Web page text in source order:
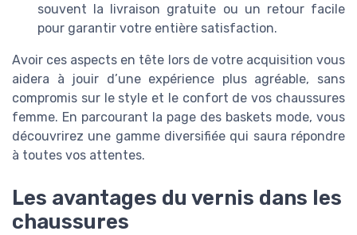
souvent la livraison gratuite ou un retour facile
pour garantir votre entière satisfaction.
Avoir ces aspects en tête lors de votre acquisition vous
aidera à jouir d’une expérience plus agréable, sans
compromis sur le style et le confort de vos chaussures
femme. En parcourant la page des baskets mode, vous
découvrirez une gamme diversifiée qui saura répondre
à toutes vos attentes.
Les avantages du vernis dans les
chaussures